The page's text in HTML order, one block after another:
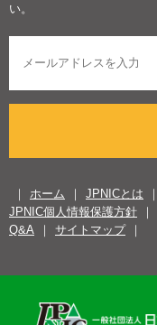
い。
ホーム JPNICとは
JPNIC個人情報保護方針
Q&A
サイトマップ